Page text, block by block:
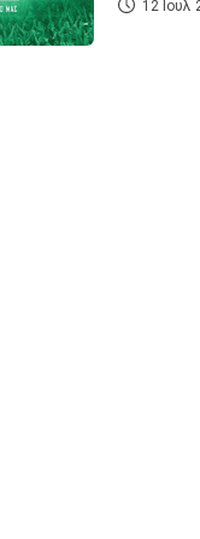
12 Ιουλ